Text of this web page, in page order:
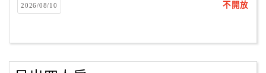
2026/08/10 不開放